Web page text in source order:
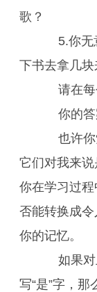
歌？
5.你无意
下书去拿几块
请在每个
你的答
也许你觉
它们对我来
你在学习过
否能转换成
你的记忆。
如果对
写“是”字，